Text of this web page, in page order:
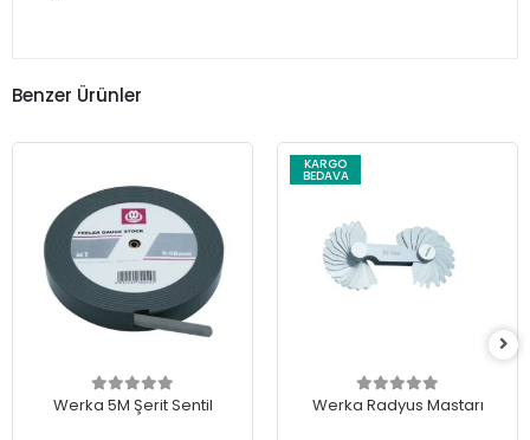
Benzer Ürünler
Werka 5M Şerit Sentil
KARGO
BEDAVA
Werka Radyus Mastarı